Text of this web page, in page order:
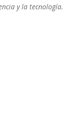
y la tecnología.